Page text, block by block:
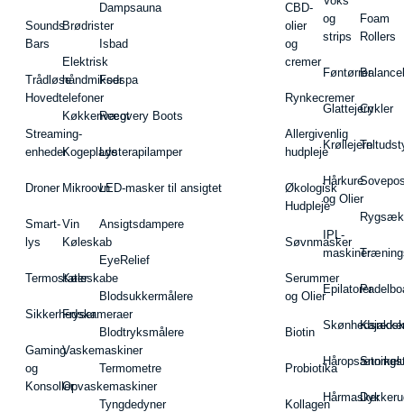
Sounds
Bars
Trådløse
Hovedtelefoner
Streaming-
enheder
Droner
Smart-
lys
Termostater
Sikkerhedskameraer
Gaming
og
Konsoller
Brødrister
Elektrisk
håndmikser
Køkkenvægt
Kogeplade
Mikroovn
Vin
Køleskab
Køleskabe
Fryser
Vaskemaskiner
Opvaskemaskiner
Dampsauna
Isbad
Fodspa
Recovery Boots
Lysterapilamper
LED-masker til ansigtet
Ansigtsdampere
EyeRelief
Blodsukkermålere
Blodtryksmålere
Termometre
Tyngdedyner
CBD-
olier
og
cremer
Rynkecremer
Allergivenlig
hudpleje
Økologisk
Hudpleje
Søvnmasker
Serummer
og Olier
Biotin
Probiotika
Kollagen
og
strips
Føntørrer
Glattejern
Krøllejern
Hårkure
og Olier
IPL-
maskiner
Epilatorer
Hårmasker
Foam
Rollers
Cykler